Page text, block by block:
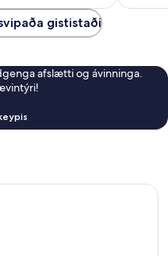
gististaði
afslætti og ávinninga.